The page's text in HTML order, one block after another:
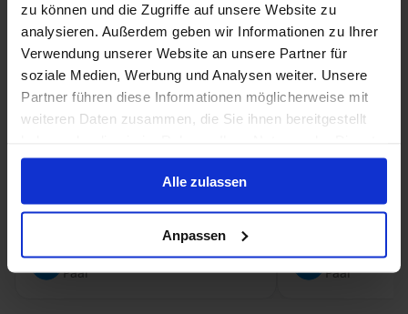
zu können und die Zugriffe auf unsere Website zu
analysieren. Außerdem geben wir Informationen zu Ihrer
Verwendung unserer Website an unsere Partner für
soziale Medien, Werbung und Analysen weiter. Unsere
Partner führen diese Informationen möglicherweise mit
weiteren Daten zusammen, die Sie ihnen bereitgestellt
gesammelt haben.
Alle zulassen
Anpassen
Vorteile
Die Reiseroute
Schwächen
Die Leute an Bord
Hans-Ullrich L.
Paar
Vorteile
Das französische
Schwächen
Teatime und
Rolf S.
Paar